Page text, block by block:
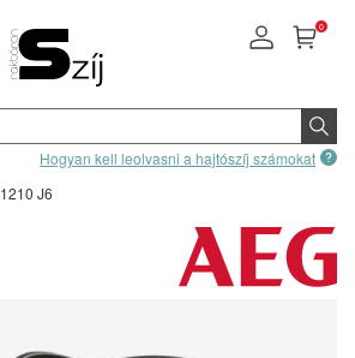
Hogyan kell leolvasni a hajtószíj számokat
0
1210 J6